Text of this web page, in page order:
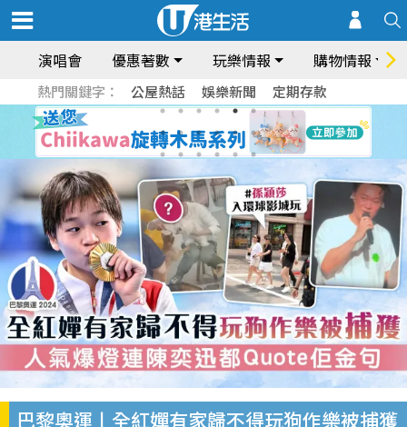
演唱會 優惠著數 玩樂情報 購物情報
熱門關鍵字： 公屋熱話 娛樂新聞 定期存款
巴黎奧運丨全紅嬋有家歸不得玩狗作樂被捕獲